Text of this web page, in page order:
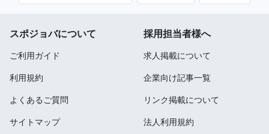
スポジョバについて
ご利用ガイド
利用規約
よくあるご質問
サイトマップ
採用担当者様へ
求人掲載について
企業向け記事一覧
リンク掲載について
法人利用規約